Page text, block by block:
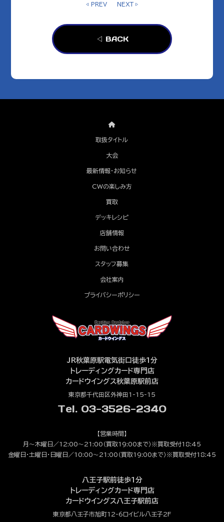
◁ PREV NEXT ▷
◁ BACK
取扱タイトル
大会
最新情報・お知らせ
CWの楽しみ方
買取
デッキレシピ
店舗情報
お問い合わせ
スタッフ募集
会社案内
プライバシーポリシー
JR秋葉原駅電気街口徒歩1分
トレーディングカード専門店
カードウイングス秋葉原駅前店
東京都千代田区外神田1-15-15
Tel. 03-3526-2340
【営業時間】
月～木曜日／12:00～21:00（買取19:00まで）※買取受付18:45
金曜日・土曜日・日曜日／10:00～21:00（買取19:00まで）※買取受付18:45
八王子駅前徒歩1分
トレーディングカード専門店
カードウイングス八王子駅前店
東京都八王子市旭町12-6ロイビル八王子2F